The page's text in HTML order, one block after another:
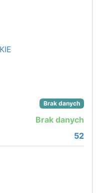
Brak danych
Brak danych
52